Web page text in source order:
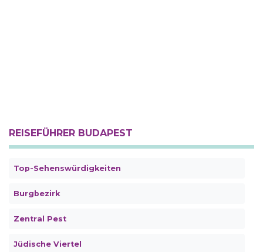
REISEFÜHRER BUDAPEST
Top-Sehenswürdigkeiten
Burgbezirk
Zentral Pest
Jüdische Viertel